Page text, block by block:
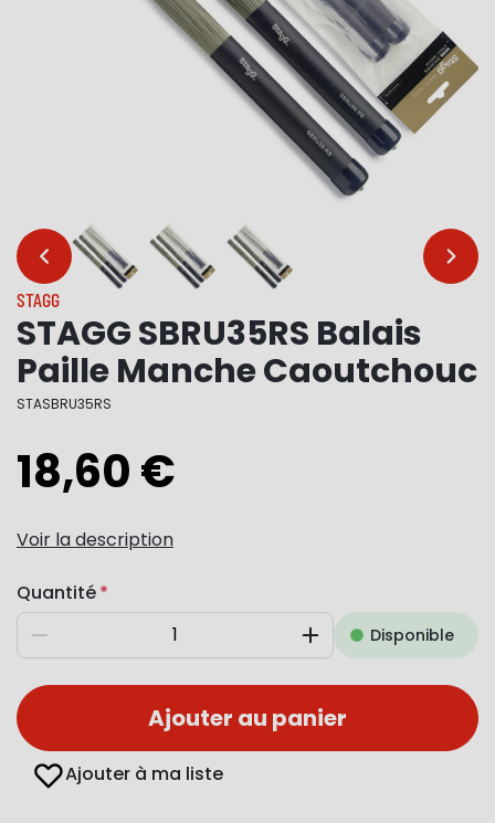
… …
STAGG
STAGG SBRU35RS Balais
Paille Manche Caoutchouc
STASBRU35RS
18,60 €
Voir la description
Quantité
Diminuer AugmenterDisponible
Ajouter au panier
Ajouter à ma liste